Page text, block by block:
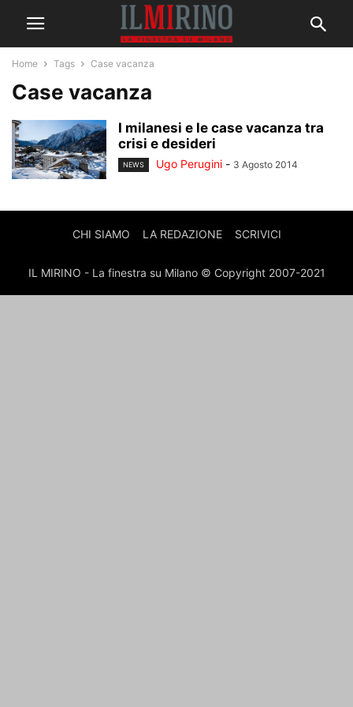
Home Tags Case vacanza
Case vacanza
I milanesi e le case vacanza tra
crisi e desideri
NEWS Ugo Perugini - 3 Agosto 2014
CHI SIAMO LA REDAZIONE SCRIVICI
IL MIRINO - La finestra su Milano © Copyright 2007-2021